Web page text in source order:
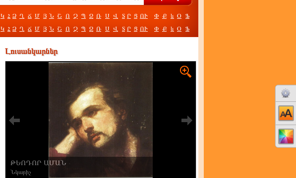
Կ Հ Ձ Ղ Ճ Մ Յ Ն Շ Ո Չ Պ Ջ Ռ Ս Վ Տ Ր Ց ՈՒ Փ Ք և Օ Ֆ
Կ Հ Ձ Ղ Ճ Մ Յ Ն Շ Ո Չ Պ Ջ Ռ Ս Վ Տ Ր Ց ՈՒ Փ Ք և Օ Ֆ
Լուսանկարներ
ԹԵՈԴՈՐ ԱՄԱՆ
Նկարիչ